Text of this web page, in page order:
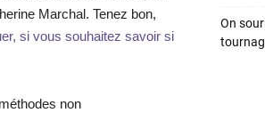
Marchal. Tenez bon,
si vous souhaitez savoir si
non
On